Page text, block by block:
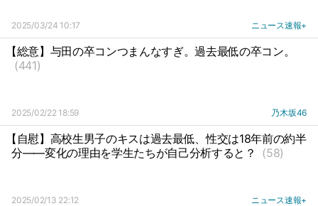
2025/03/24 10:17 ニュース速報+
【総意】与田の卒コンつまんなすぎ。過去最低の卒コン。
(441)
2025/02/22 18:59 乃木坂46
【自慰】高校生男子のキスは過去最低、性交は18年前の約半
分――変化の理由を学生たちが自己分析すると？
(58)
2025/02/13 22:12 ニュース速報+